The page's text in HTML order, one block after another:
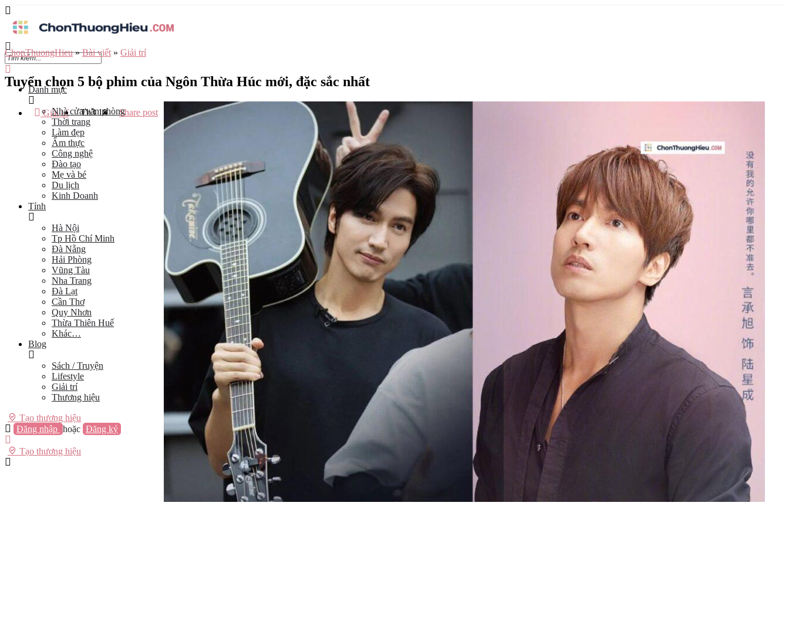
Danh mục
Nhà cửa/văn phòng
Thời trang
Làm đẹp
Ẩm thực
Công nghệ
Đào tạo
Mẹ và bé
Du lịch
Kinh Doanh
Tỉnh
Hà Nội
Tp Hồ Chí Minh
Đà Nẵng
Hải Phòng
Vũng Tàu
Nha Trang
Đà Lạt
Cần Thơ
Quy Nhơn
Thừa Thiên Huế
Khác…
Blog
Sách / Truyện
Lifestyle
Giải trí
Thương hiệu
Tạo thương hiệu
Đăng nhập hoặc Đăng ký
Tạo thương hiệu
ChonThuongHieu»Bài viết » Giải trí
Tuyển chọn 5 bộ phim của Ngôn Thừa Húc mới, đặc sắc nhất
Giải trí Th3 18 Share post